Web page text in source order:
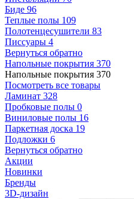
Биде 96
Теплые полы 109
Полотенцесушители 83
Писсуары 4
Вернуться обратно
Напольные покрытия 370
Напольные покрытия 370
Посмотреть все товары
Ламинат 328
Пробковые полы 0
Виниловые полы 16
Паркетная доска 19
Подложки 6
Вернуться обратно
Акции
Новинки
Бренды
3D-дизайн